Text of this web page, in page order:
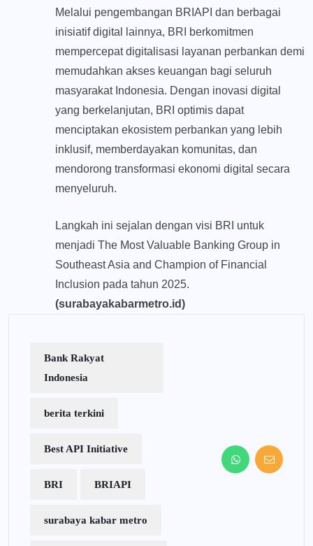
Melalui pengembangan BRIAPI dan berbagai
inisiatif digital lainnya, BRI berkomitmen
mempercepat digitalisasi layanan perbankan demi
memudahkan akses keuangan bagi seluruh
masyarakat Indonesia. Dengan inovasi digital
yang berkelanjutan, BRI optimis dapat
menciptakan ekosistem perbankan yang lebih
inklusif, memberdayakan komunitas, dan
mendorong transformasi ekonomi digital secara
menyeluruh.
Langkah ini sejalan dengan visi BRI untuk
menjadi The Most Valuable Banking Group in
Southeast Asia and Champion of Financial
Inclusion pada tahun 2025.
(surabayakabarmetro.id)
Bank Rakyat
Indonesia
berita terkini
Best API Initiative
BRI BRIAPI
surabaya kabar metro